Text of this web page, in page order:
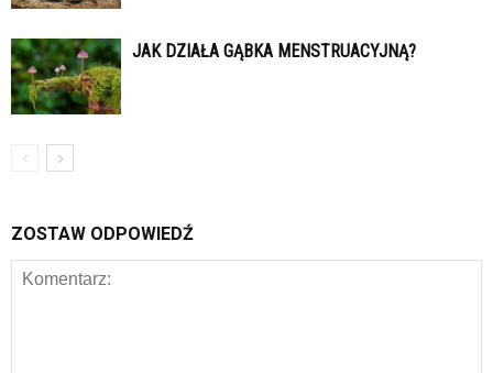
JAK DZIAŁA GĄBKA MENSTRUACYJNĄ?
ZOSTAW ODPOWIEDŹ